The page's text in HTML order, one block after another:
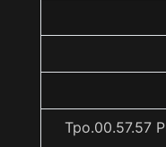
Tpo.00.57.57